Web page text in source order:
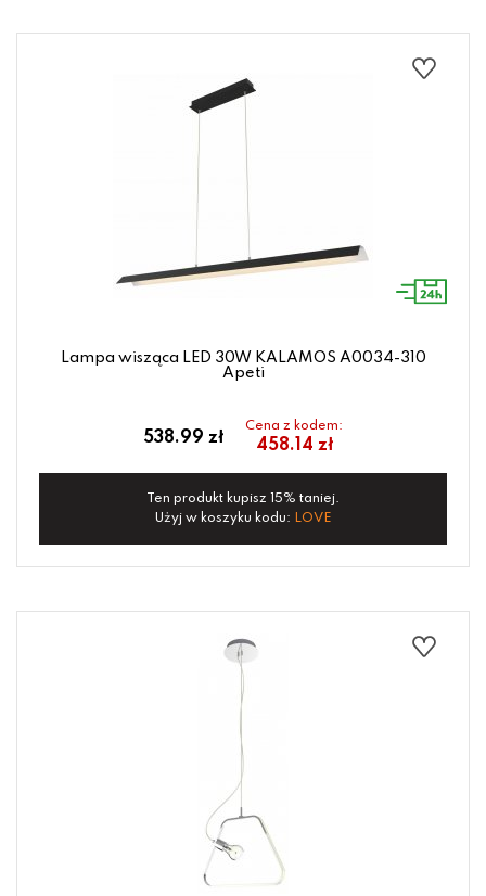
Lampa wisząca LED 30W KALAMOS A0034-310
Apeti
538.99 zł
Cena z kodem:
458.14 zł
Ten produkt kupisz 15% taniej.
Użyj w koszyku kodu: LOVE